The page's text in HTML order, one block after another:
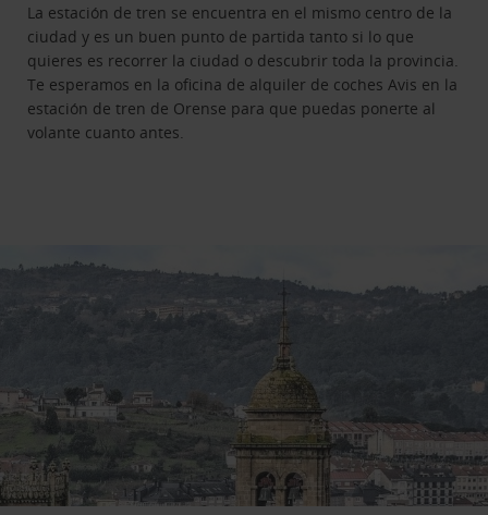
La estación de tren se encuentra en el mismo centro de la
ciudad y es un buen punto de partida tanto si lo que
quieres es recorrer la ciudad o descubrir toda la provincia.
Te esperamos en la oficina de alquiler de coches Avis en la
estación de tren de Orense para que puedas ponerte al
volante cuanto antes.